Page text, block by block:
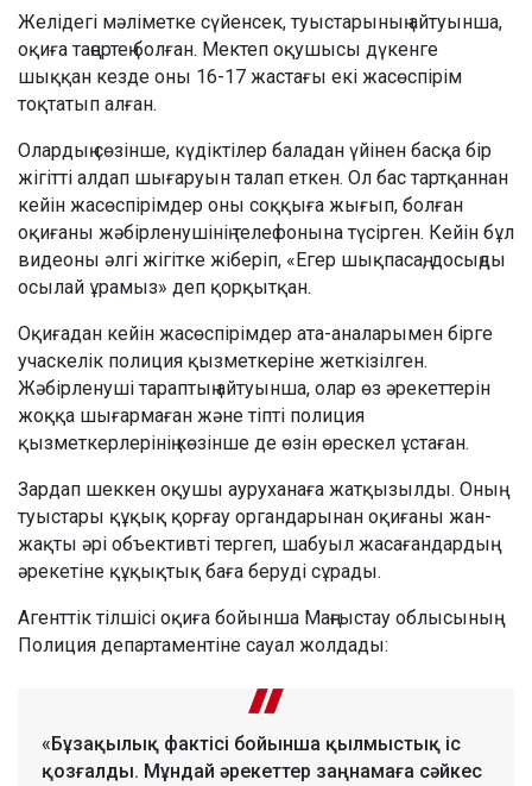
Желідегі мәліметке сүйенсек, туыстарының айтуынша,
оқиға таңертең болған. Мектеп оқушысы дүкенге
шыққан кезде оны 16-17 жастағы екі жасөспірім
тоқтатып алған.
Олардың сөзінше, күдіктілер баладан үйінен басқа бір
жігітті алдап шығаруын талап еткен. Ол бас тартқаннан
кейін жасөспірімдер оны соққыға жығып, болған
оқиғаны жәбірленушінің телефонына түсірген. Кейін бұл
видеоны әлгі жігітке жіберіп, «Егер шықпасаң, досыңды
осылай ұрамыз» деп қорқытқан.
Оқиғадан кейін жасөспірімдер ата-аналарымен бірге
учаскелік полиция қызметкеріне жеткізілген.
Жәбірленуші тараптың айтуынша, олар өз әрекеттерін
жоққа шығармаған және тіпті полиция
қызметкерлерінің көзінше де өзін өрескел ұстаған.
Зардап шеккен оқушы ауруханаға жатқызылды. Оның
туыстары құқық қорғау органдарынан оқиғаны жан-
жақты әрі объективті тергеп, шабуыл жасағандардың
әрекетіне құқықтық баға беруді сұрады.
Агенттік тілшісі оқиға бойынша Маңғыстау облысының
Полиция департаментіне сауал жолдады:
«Бұзақылық фактісі бойынша қылмыстық іс
қозғалды. Мұндай әрекеттер заңнамаға сәйкес